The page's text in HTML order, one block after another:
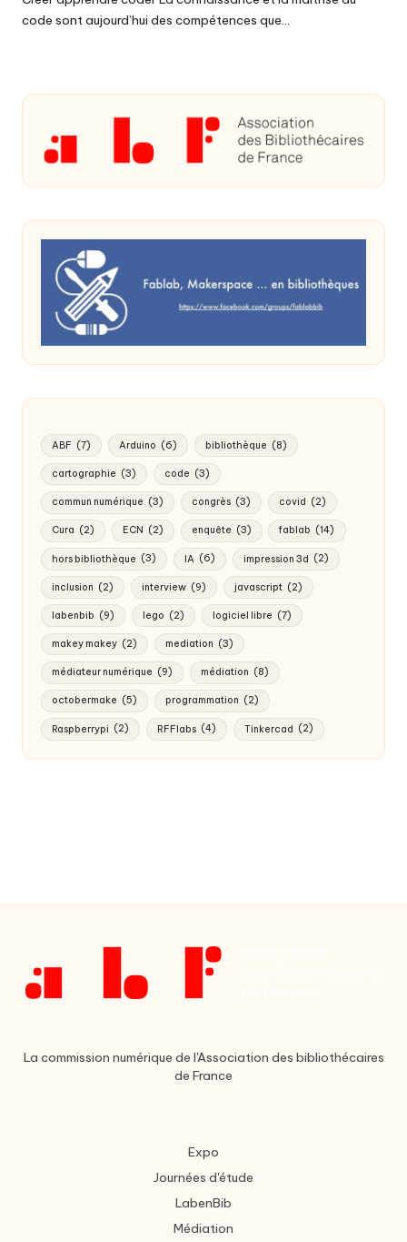
code sont aujourd’hui des compétences que…
ABF (7) Arduino (6) bibliothèque (8)
cartographie (3) code (3)
commun numérique (3) congrès (3) covid (2)
Cura (2) ECN (2) enquête (3) fablab (14)
hors bibliothèque (3) IA (6) impression 3d (2)
inclusion (2) interview (9) javascript (2)
labenbib (9) lego (2) logiciel libre (7)
makey makey (2) mediation (3)
médiateur numérique (9) médiation (8)
octobermake (5) programmation (2)
Raspberrypi (2) RFFlabs (4) Tinkercad (2)
La commission numérique de l'Association des bibliothécaires
de France
Expo
Journées d'étude
LabenBib
Médiation